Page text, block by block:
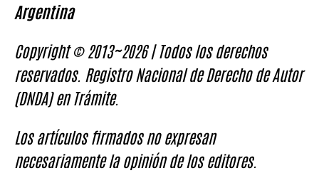
Argentina
Copyright © 2013~2026 | Todos los derechos
reservados. Registro Nacional de Derecho de Autor
(DNDA) en Trámite.
Los artículos firmados no expresan
necesariamente la opinión de los editores.